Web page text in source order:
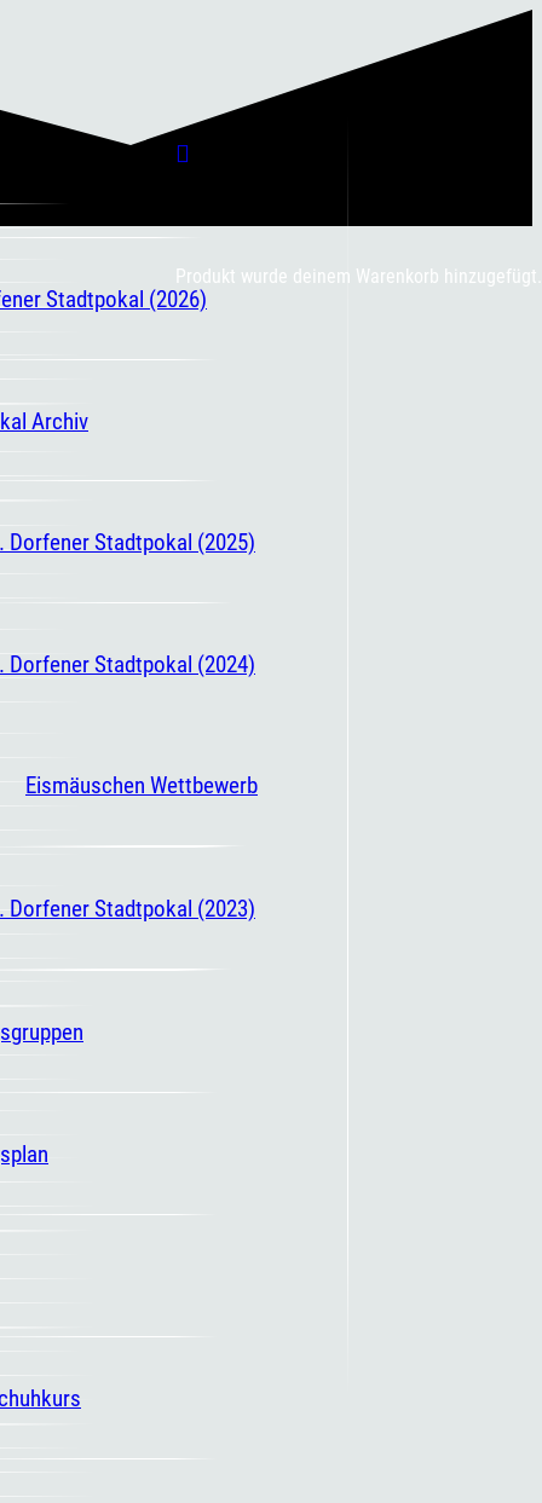
Stadtpokal (2026)
Archiv
Dorfener Stadtpokal (2025)
Dorfener Stadtpokal (2024)
Eismäuschen Wettbewerb
Dorfener Stadtpokal (2023)
Produkt wurde deinem Warenkorb hinzugefügt.